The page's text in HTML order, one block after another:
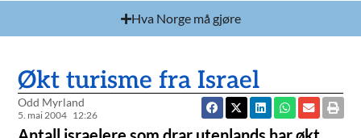
Hva Norge må gjøre
Økt turisme fra Israel
Odd Myrland
5. mai 2004 12:26